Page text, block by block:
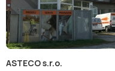
ASTECO s.r.o.